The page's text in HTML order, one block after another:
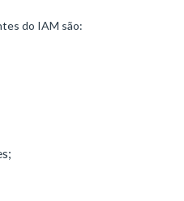
do IAM são: